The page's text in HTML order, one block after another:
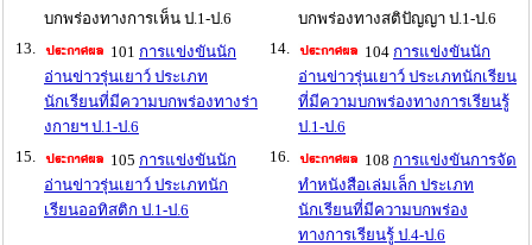
บกพร่องทางการเห็น ป.1-ป.6
บกพร่องทางสติปัญญา ป.1-ป.6
13.
101 การแข่งขันนัก
อ่านข่าวรุ่นเยาว์ ประเภท
นักเรียนที่มีความบกพร่องทางร่า
งกายฯ ป.1-ป.6
14. 104 การแข่งขันนัก
อ่านข่าวรุ่นเยาว์ ประเภทนักเรียน
ที่มีความบกพร่องทางการเรียนรู้
ป.1-ป.6
15.
105 การแข่งขันนัก
อ่านข่าวรุ่นเยาว์ ประเภทนัก
เรียนออทิสติก ป.1-ป.6
16. 108 การแข่งขันการจัด
ทำหนังสือเล่มเล็ก ประเภท
นักเรียนที่มีความบกพร่อง
ทางการเรียนรู้ ป.4-ป.6